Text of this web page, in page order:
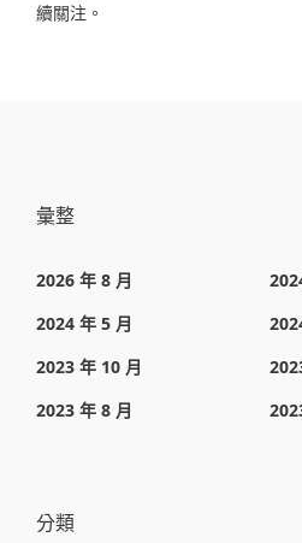
續關注。
彙整
2026 年 8 月
2024 年 5 月
2023 年 10 月
2023 年 8 月
分類